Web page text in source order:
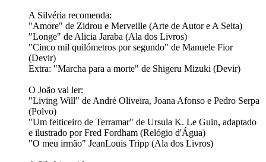
A Silvéria recomenda:
"Amore" de Zidrou e Merveille (Arte de Autor e A Seita)
"Longe" de Alicia Jaraba (Ala dos Livros)
"Cinco mil quilómetros por segundo" de Manuele Fior
(Devir)
Extra: "Marcha para a morte" de Shigeru Mizuki (Devir)
O João vai ler:
"Living Will" de André Oliveira, Joana Afonso e Pedro Serpa
(Polvo)
"Um feiticeiro de Terramar" de Ursula K. Le Guin, adaptado
e ilustrado por Fred Fordham (Relógio d'Água)
"O meu irmão" JeanLouis Tripp (Ala dos Livros)